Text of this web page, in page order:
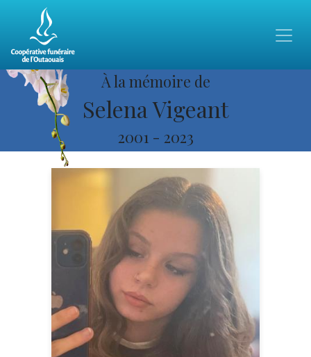
À la mémoire de
Selena Vigeant
2001 - 2023